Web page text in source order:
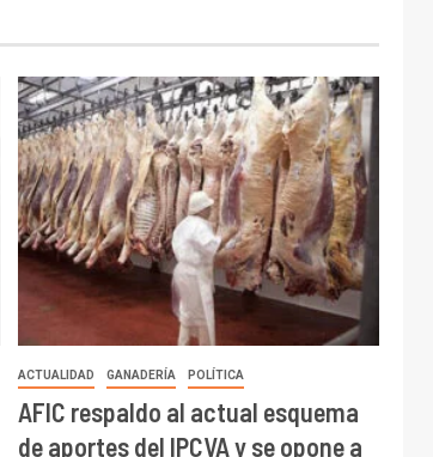
ACTUALIDAD GANADERÍA POLÍTICA
AFIC respaldo al actual esquema
de aportes del IPCVA y se opone a